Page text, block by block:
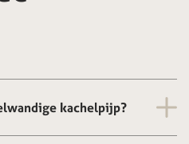
kachelpijp?